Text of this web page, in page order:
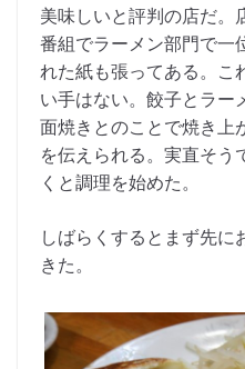
美味しいと評判の店だ。
番組でラーメン部門で一
れた紙も張ってある。こ
い手はない。餃子とラー
面焼きとのことで焼き上
を伝えられる。実直そう
くと調理を始めた。
しばらくするとまず先に
きた。